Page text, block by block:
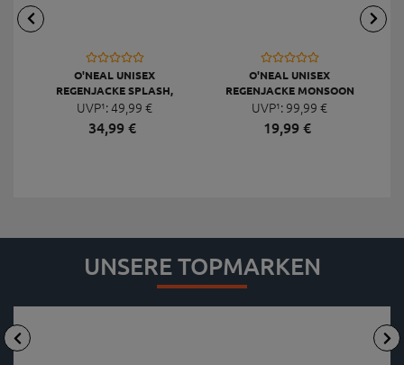
O'NEAL UNISEX
REGENJACKE SPLASH,
TRANSPARENT
UVP¹:49,99 €
34,99€
O'NEAL UNISEX
REGENJACKE MONSOON
STRETCH, SCHWARZ
UVP¹: 99,99 €
19,99€
UNSERE TOPMARKEN